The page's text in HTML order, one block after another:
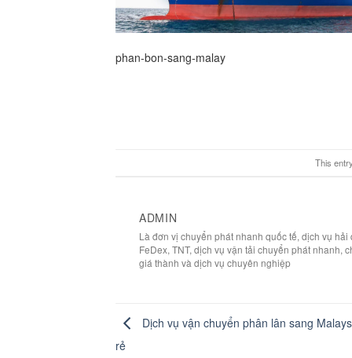
phan-bon-sang-malay
This
ADMIN
Là đơn vị chuyển phát nhanh quốc tế, dịch vụ
FeDex, TNT, dịch vụ vận tải chuyển phát nhanh,
giá thành và dịch vụ chuyên nghiệp
Dịch vụ vận chuyển phân lân sang
rẻ